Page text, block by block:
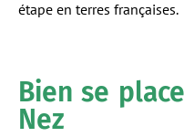
étape en terres françaises.
Bien se
Nez